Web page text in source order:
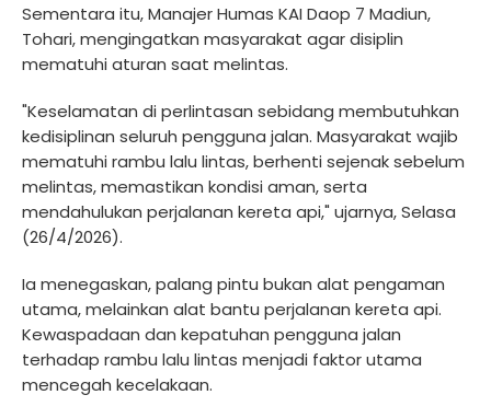
Sementara itu, Manajer Humas KAI Daop 7 Madiun,
Tohari, mengingatkan masyarakat agar disiplin
mematuhi aturan saat melintas.
"Keselamatan di perlintasan sebidang membutuhkan
kedisiplinan seluruh pengguna jalan. Masyarakat wajib
mematuhi rambu lalu lintas, berhenti sejenak sebelum
melintas, memastikan kondisi aman, serta
mendahulukan perjalanan kereta api," ujarnya, Selasa
(26/4/2026).
Ia menegaskan, palang pintu bukan alat pengaman
utama, melainkan alat bantu perjalanan kereta api.
Kewaspadaan dan kepatuhan pengguna jalan
terhadap rambu lalu lintas menjadi faktor utama
mencegah kecelakaan.